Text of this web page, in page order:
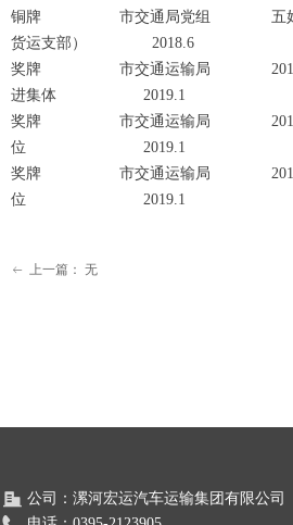
铜牌 市交通局党组 五好基层
货运支部） 2018.6
奖牌 市交通运输局 2018年度
进集体 2019.1
奖牌 市交通运输局 2018年度
位 2019.1
奖牌 市交通运输局 2018年度
位 2019.1
ꂃ 上一篇： 无
公司： 漯河宏运汽车运输集团有限公司